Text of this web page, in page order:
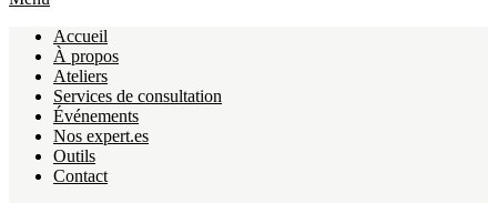
Accueil
À propos
Ateliers
Services de consultation
Événements
Nos expert.es
Outils
Contact